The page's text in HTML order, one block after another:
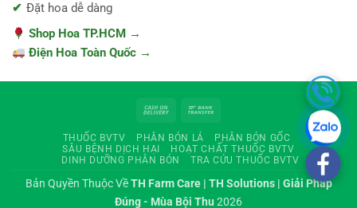
Đặt hoa dễ dàng
Shop Hoa TP.HCM →
Điện Hoa Toàn Quốc →
Cash
Delivery
THUỐC BVTV PHÂN BÓN LÁ
PHÂN BÓN GỐC
SÂU BỆNH DỊCH HẠI
HOẠT CHẤT THUỐC BVTV
DINH DƯỠNG PHÂN BÓN
TRA CỨU THUỐC BVTV
Bản Quyền Thuộc VềTH Farm Care | TH Solutions | Giải Pháp
Đúng - Mùa Bội Thu 2026